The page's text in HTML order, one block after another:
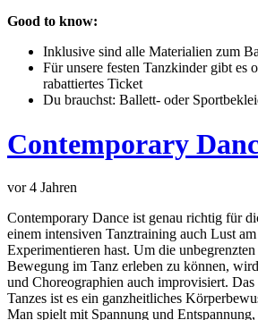
Good to know:
Inklusive sind alle Materialien zum
Für unsere festen Tanzkinder gibt es
rabattiertes Ticket
Du brauchst: Ballett- oder
Contemporary
vor 4 Jahren
Contemporary Dance ist genau richtig für
einem intensiven Tanztraining auch Lust am
Experimentieren hast. Um die
Bewegung im Tanz erleben zu können,
und Choreographien auch improvisiert.
Tanzes ist es ein ganzheitliches
Man spielt mit Spannung und Entspannung,